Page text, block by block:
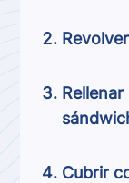
Cubrir